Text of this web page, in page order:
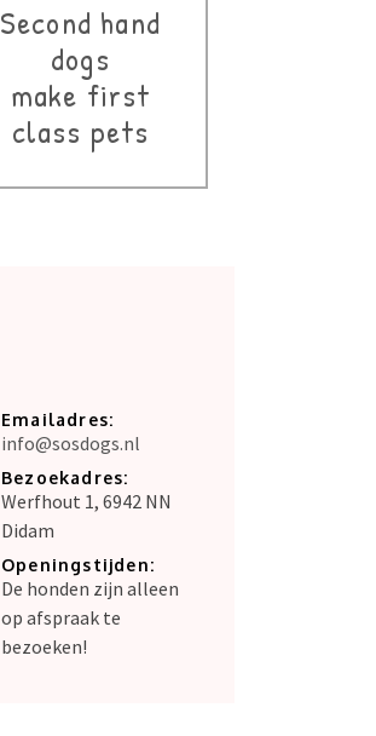
Second hand
dogs
make first
class pets
Emailadres:
info@sosdogs.nl
Bezoekadres:
Werfhout 1, 6942 NN
Didam
Openingstijden:
De honden zijn alleen
op afspraak te
bezoeken!